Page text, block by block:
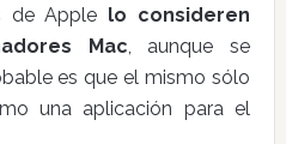
de Apple lo consideren
Mac, aunque se
es que el mismo sólo
una aplicación para el